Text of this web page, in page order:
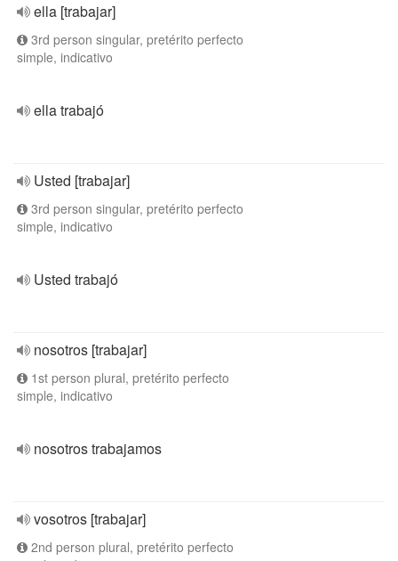
ella [trabajar]
3rd person singular, pretérito perfecto
simple, indicativo
ella trabajó
Usted [trabajar]
3rd person singular, pretérito perfecto
simple, indicativo
Usted trabajó
nosotros [trabajar]
1st person plural, pretérito perfecto
simple, indicativo
nosotros trabajamos
vosotros [trabajar]
2nd person plural, pretérito perfecto